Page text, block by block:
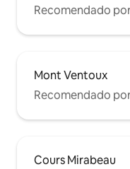
Recomendado
Mont Ventoux
Recomendado
Cours Mirabeau